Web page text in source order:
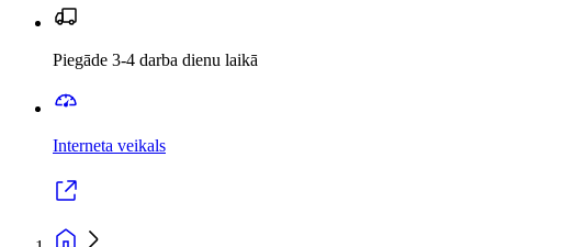
Piegāde 3-4 darba dienu laikā
Interneta veikals